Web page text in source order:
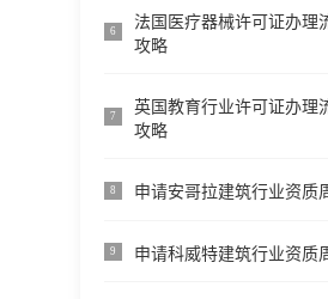
6
法国医疗器械许可证办理
攻略
7
英国教育行业许可证办理
攻略
8 申请安哥拉建筑行业资质
9 申请科威特建筑行业资质